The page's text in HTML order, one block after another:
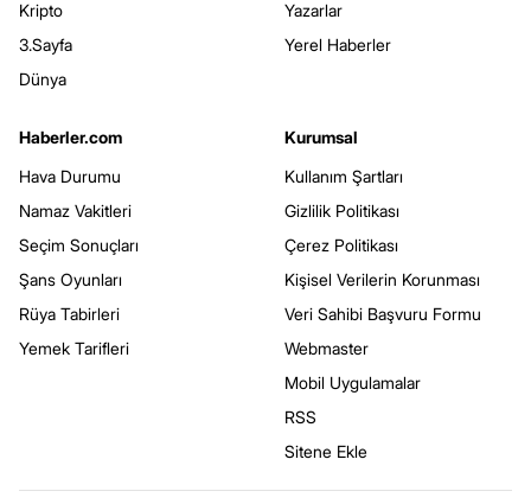
Kripto
3.Sayfa
Dünya
Yazarlar
Yerel Haberler
Haberler.com
Hava Durumu
Namaz Vakitleri
Seçim Sonuçları
Şans Oyunları
Rüya Tabirleri
Yemek Tarifleri
Kurumsal
Kullanım Şartları
Gizlilik Politikası
Çerez Politikası
Kişisel Verilerin Korunması
Veri Sahibi Başvuru Formu
Webmaster
Mobil Uygulamalar
RSS
Sitene Ekle